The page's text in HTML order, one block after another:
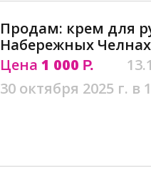
Продам: крем для
Набережных Челнах
Цена 1 000 Р.
30 октября 2025 г. в